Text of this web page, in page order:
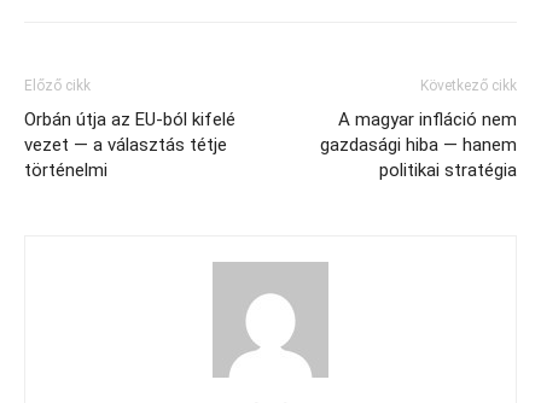
Előző cikk
Orbán útja az EU-ból kifelé
vezet — a választás tétje
történelmi
Következő cikk
A magyar infláció nem
gazdasági hiba — hanem
politikai stratégia